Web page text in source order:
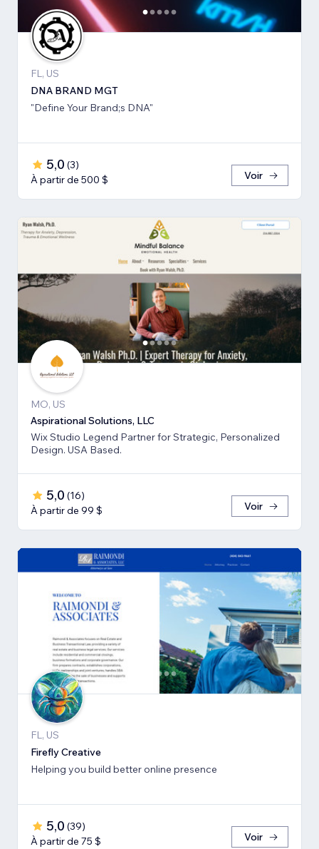
FL, US
DNA BRAND MGT
"Define Your Brand;s DNA"
5,0 (3)
À partir de 500 $
Voir
MO, US
Aspirational Solutions, LLC
Wix Studio Legend Partner for Strategic, Personalized
Design. USA Based.
5,0 (16)
À partir de 99 $
Voir
FL, US
Firefly Creative
Helping you build better online presence
5,0 (39)
À partir de 75 $
Voir